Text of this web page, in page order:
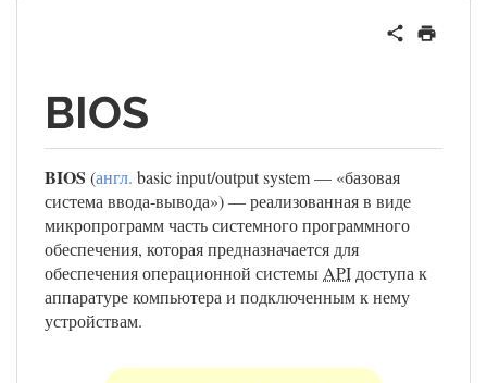
BIOS
BIOS (англ. basic input/output system — «базовая
система ввода-вывода») — реализованная в виде
микропрограмм часть системного программного
обеспечения, которая предназначается для
обеспечения операционной системы API доступа к
аппаратуре компьютера и подключенным к нему
устройствам.